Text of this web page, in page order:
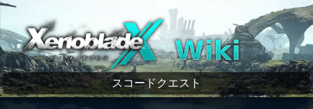
ゼノブレイドクロス wiki
スコードクエスト